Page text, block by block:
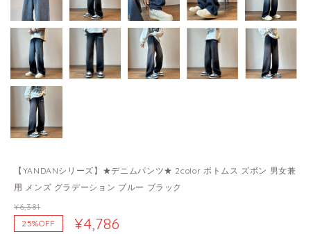
【YANDANシリーズ】★デニムパンツ★ 2color ボトムス ズボン 男女兼
用 メンズ グラデーション ブルー ブラック
¥6,381
25%OFF
¥4,786